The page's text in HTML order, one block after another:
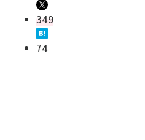
349
74